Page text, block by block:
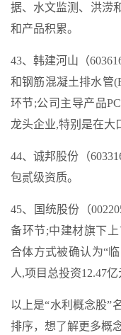
据、水文监测、洪涝
和产品积累。
43、韩建河山（
和钢筋混凝土排水管
环节;公司主导产品
龙头企业,特别是在大
44、诚邦股份（
包贰级资质。
45、国统股份（
备环节;中建材旗下
合体方式被确认为“
人,项目总投资12.47亿
以上是“水利概念股”
排序，想了解更多概